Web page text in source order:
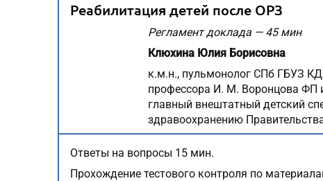
Реабилитация детей после ОРЗ
Регламент доклада — 45 мин
Клюхина Юлия Борисовна
к.м.н., пульмонолог СПб ГБУЗ
профессора И. М. Воронцова
главный внештатный детский
здравоохранению
Ответы на вопросы 15 мин.
Прохождение тестового контроля по